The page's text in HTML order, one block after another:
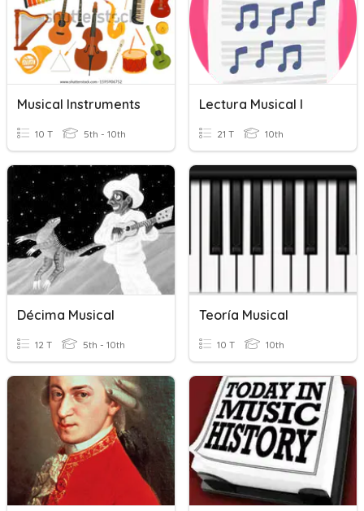
Musical Instruments
10 T 5th - 10th
Lectura Musical I
21 T 10th
Décima Musical
12 T 5th - 10th
Teoría Musical
10 T 10th